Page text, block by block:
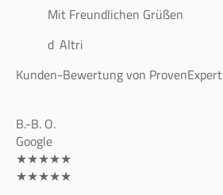
Mit Freundlichen Grüßen
d ‚Altri
Kunden-Bewertung von ProvenExpert
B.-B. O.
Google
★★★★★
★★★★★